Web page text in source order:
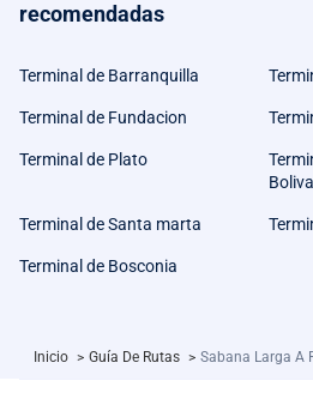
recomendadas
Terminal de Barranquilla
Terminal de Fundacion
Terminal de Plato
Terminal de Santa marta
Terminal de Bosconia
Inicio > Guía De Rutas > Sabana Larga A